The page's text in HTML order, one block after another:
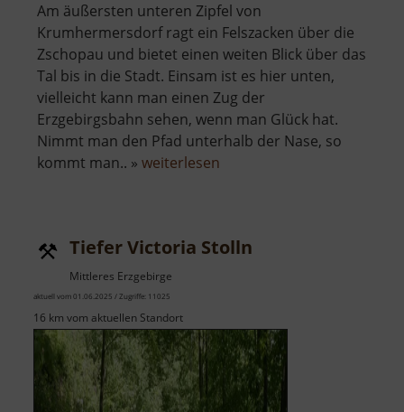
Am äußersten unteren Zipfel von
Krumhermersdorf ragt ein Felszacken über die
Zschopau und bietet einen weiten Blick über das
Tal bis in die Stadt. Einsam ist es hier unten,
vielleicht kann man einen Zug der
Erzgebirgsbahn sehen, wenn man Glück hat.
Nimmt man den Pfad unterhalb der Nase, so
kommt man.. » weiterlesen
Tiefer Victoria Stolln
Mittleres Erzgebirge
aktuell vom 01.06.2025 / Zugriffe: 11025
16 km vom aktuellen Standort